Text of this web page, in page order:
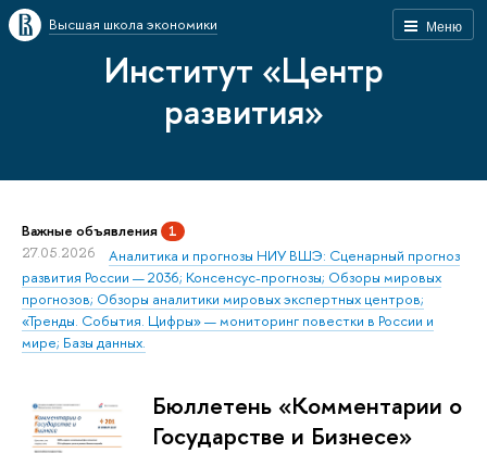
Меню
Высшая школа экономики
Институт «Центр
развития»
Важные объявления 1
27.05.2026
Аналитика и прогнозы НИУ ВШЭ: Сценарный прогноз
развития России — 2036; Консенсус-прогнозы; Обзоры мировых
прогнозов; Обзоры аналитики мировых экспертных центров;
«Тренды. События. Цифры» — мониторинг повестки в России и
мире; Базы данных.
Бюллетень «Комментарии о
Государстве и Бизнесе»